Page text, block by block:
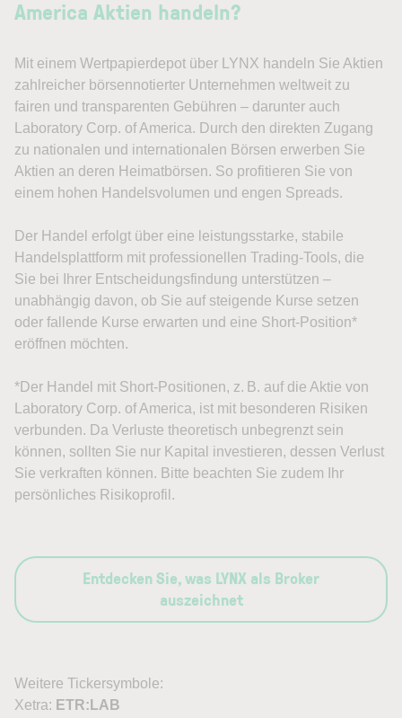
America Aktien handeln?
Mit einem Wertpapierdepot über LYNX handeln Sie Aktien
zahlreicher börsennotierter Unternehmen weltweit zu
fairen und transparenten Gebühren – darunter auch
Laboratory Corp. of America. Durch den direkten Zugang
zu nationalen und internationalen Börsen erwerben Sie
Aktien an deren Heimatbörsen. So profitieren Sie von
einem hohen Handelsvolumen und engen Spreads.
Der Handel erfolgt über eine leistungsstarke, stabile
Handelsplattform mit professionellen Trading-Tools, die
Sie bei Ihrer Entscheidungsfindung unterstützen –
unabhängig davon, ob Sie auf steigende Kurse setzen
oder fallende Kurse erwarten und eine Short-Position*
eröffnen möchten.
*Der Handel mit Short-Positionen, z. B. auf die Aktie von
Laboratory Corp. of America, ist mit besonderen Risiken
verbunden. Da Verluste theoretisch unbegrenzt sein
können, sollten Sie nur Kapital investieren, dessen Verlust
Sie verkraften können. Bitte beachten Sie zudem Ihr
persönliches Risikoprofil.
Entdecken Sie, was LYNX als Broker
auszeichnet
Weitere Tickersymbole:
Xetra: ETR:LAB